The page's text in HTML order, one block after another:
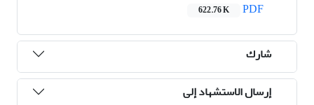
622.76 K
شارك
إرسال الاستشهاد إلى